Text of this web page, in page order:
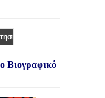
Βιογραφικό